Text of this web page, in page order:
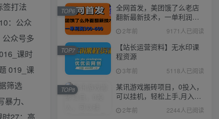
签打法
：公众
众号多
课时
019_课
筛选
力、
27：高
全网首发，美团饿了么老店
翻新最新技术，一单利润
300-600
2年前 9171人已阅读
TOP6
【站长运营资料】无水印课
程资源
3年前 5118人已阅读
TOP7
某讯游戏搬砖项目，0投入，
可以挂机，轻松上手,月入
3000+上不封顶
2年前 2244人已阅读
TOP8